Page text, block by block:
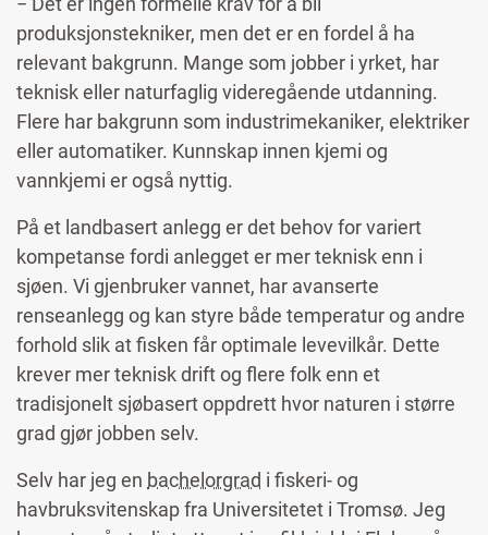
produksjonstekniker, men det er en fordel å ha
relevant bakgrunn. Mange som jobber i yrket, har
teknisk eller naturfaglig videregående utdanning.
Flere har bakgrunn som industrimekaniker, elektriker
eller automatiker. Kunnskap innen kjemi og
vannkjemi er også nyttig.
På et landbasert anlegg er det behov for variert
kompetanse fordi anlegget er mer teknisk enn i
sjøen. Vi gjenbruker vannet, har avanserte
renseanlegg og kan styre både temperatur og andre
forhold slik at fisken får optimale levevilkår. Dette
krever mer teknisk drift og flere folk enn et
tradisjonelt sjøbasert oppdrett hvor naturen i større
grad gjør jobben selv.
Selv har jeg en bachelorgrad i fiskeri- og
havbruksvitenskap fra Universitetet i Tromsø. Jeg